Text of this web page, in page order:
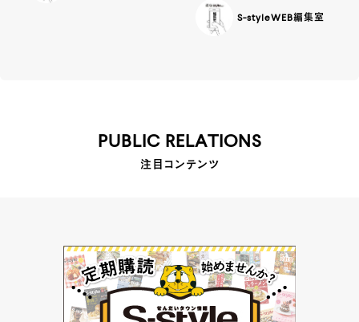
S-styleWEB編集室
PUBLIC RELATIONS
注目コンテンツ